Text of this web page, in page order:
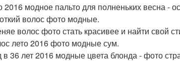
модное пальто для полненьких весна -
волос фото модные.
волос фото стать красивее и найти свой
лето 2016 фото модные сум.
36 лет 2016 модные цвета блонда - фото